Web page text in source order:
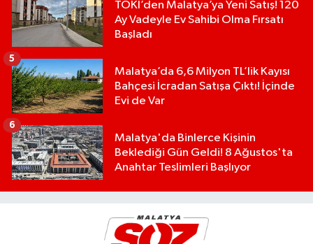
TOKİ’den Malatya’ya Yeni Satış! 120
Ay Vadeyle Ev Sahibi Olma Fırsatı
Başladı
Malatya’da 6,6 Milyon TL’lik Kayısı
Bahçesi İcradan Satışa Çıktı! İçinde
Evi de Var
5
Malatya'da Binlerce Kişinin
Beklediği Gün Geldi! 8 Ağustos'ta
Anahtar Teslimleri Başlıyor
6